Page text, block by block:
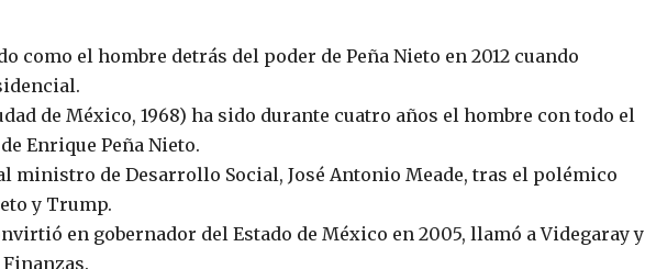
como el hombre detrás del poder de Peña Nieto en 2012 cuando
de México, 1968) ha sido durante cuatro años el hombre con todo el
Enrique Peña Nieto.
ministro de Desarrollo Social, José Antonio Meade, tras el polémico
y Trump.
en gobernador del Estado de México en 2005, llamó a Videgaray y